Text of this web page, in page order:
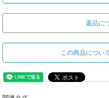
返品に
この商品につい